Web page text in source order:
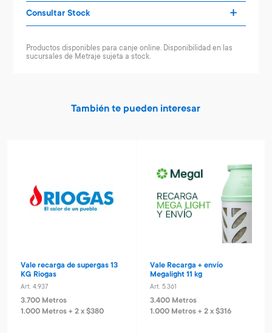
Consultar Stock
Productos disponibles para canje online. Disponibilidad en las
sucursales de Metraje sujeta a stock.
También te pueden interesar
Vale recarga de supergas 13
KG Riogas
Art. 4.937
3.700 Metros
1.000 Metros + 2 x $380
Vale Recarga + envío
Megalight 11 kg
Art. 5.361
3.400 Metros
1.000 Metros + 2 x $316